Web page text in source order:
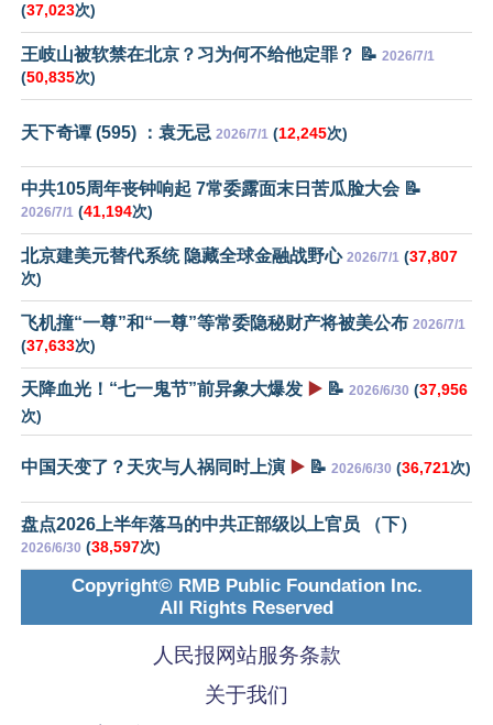
(37,023次)
王岐山被软禁在北京？习为何不给他定罪？ 📝 2026/7/1
(50,835次)
天下奇谭 (595) ：袁无忌 2026/7/1 (12,245次)
中共105周年丧钟响起 7常委露面末日苦瓜脸大会 📝
2026/7/1 (41,194次)
北京建美元替代系统 隐藏全球金融战野心 2026/7/1 (37,807
次)
飞机撞“一尊”和“一尊”等常委隐秘财产将被美公布 2026/7/1
(37,633次)
天降血光！“七一鬼节”前异象大爆发 ▶️ 📝 2026/6/30 (37,956
次)
中国天变了？天灾与人祸同时上演 ▶️ 📝 2026/6/30 (36,721次)
盘点2026上半年落马的中共正部级以上官员 （下）
2026/6/30 (38,597次)
Copyright© RMB Public Foundation Inc.
All Rights Reserved
人民报网站服务条款
关于我们